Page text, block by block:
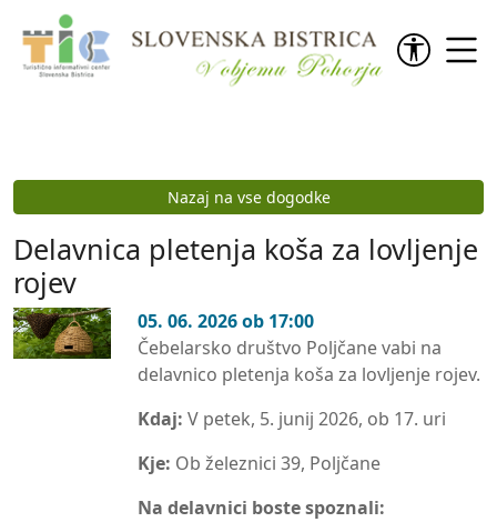
Preskoči na vsebino
Nazaj na vse dogodke
Delavnica pletenja koša za lovljenje
rojev
05. 06. 2026 ob 17:00
Čebelarsko društvo Poljčane vabi na
delavnico pletenja koša za lovljenje rojev.
Kdaj: V petek, 5. junij 2026, ob 17. uri
Kje: Ob železnici 39, Poljčane
Na delavnici boste spoznali: